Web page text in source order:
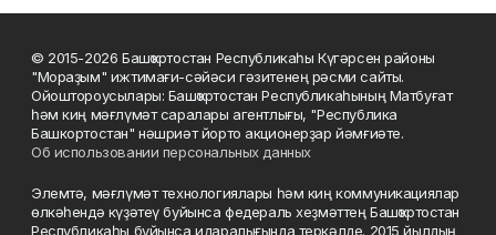
© 2015-2026 Башҡортостан Республикаһы Күгәрсен районы
"Мораҙым" ижтимағи-сәйәси гәзитенең рәсми сайты.
Ойоштороусылары: Башҡортостан Республикаһының Матбуғат
һәм киң мәғлүмәт саралары агентлығы, "Республика
Башкортостан" нәшриәт йорто акционерҙар йәмғиәте.
Об использовании персональных данных
Элемтә, мәғлүмәт технологиялары һәм киң коммуникациялар
өлкәһендә күҙәтеү буйынса федераль хеҙмәттең Башҡортостан
Республикаһы буйынса идаралығында теркәлде. 2015 йылдың